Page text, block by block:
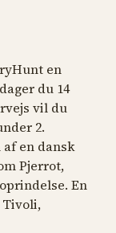
en
du 14
vil du
2.
en dansk
Pjerrot,
En
Tivoli,